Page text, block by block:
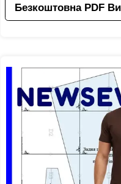
Безкоштовна PDF